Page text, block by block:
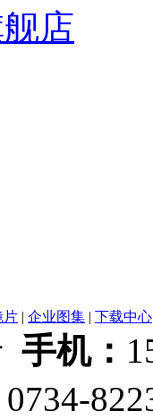
店
片 | 企业图集 | 下载中心
手机：
0734-